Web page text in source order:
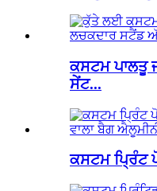
ਕਸਟਮ ਪਾਲਤੂ
ਸੇਂਟ...
ਕਸਟਮ ਪ੍ਰਿੰਟ